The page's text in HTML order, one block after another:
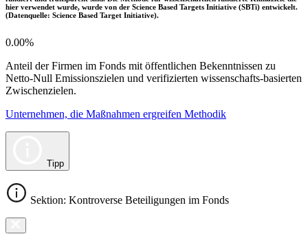
hier verwendet wurde, wurde von der Science Based Targets Initiative (SBTi) entwickelt.
(Datenquelle: Science Based Target Initiative).
0.00%
Anteil der Firmen im Fonds mit öffentlichen Bekenntnissen zu
Netto-Null Emissionszielen und verifizierten wissenschafts-basierten
Zwischenzielen.
Unternehmen, die Maßnahmen ergreifen Methodik
Tipp
Sektion: Kontroverse Beteiligungen im Fonds